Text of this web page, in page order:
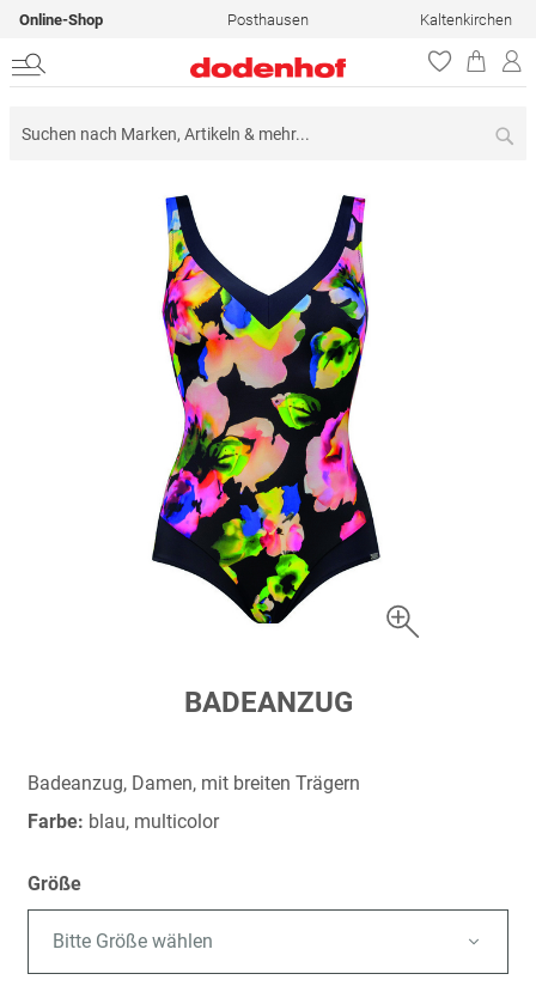
Online-Shop Posthausen Kaltenkirchen
springen
BADEANZUG
Badeanzug, Damen, mit breiten Trägern
Farbe: blau, multicolor
Größe
Bitte Größe wählen